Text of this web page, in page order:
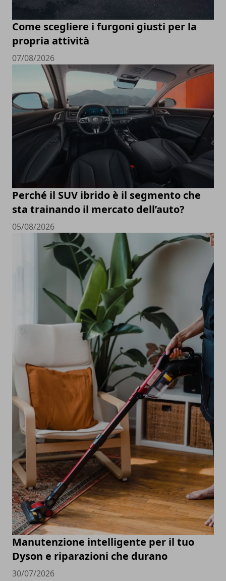
Come scegliere i furgoni giusti per la
propria attività
07/08/2026
Perché il SUV ibrido è il segmento che
sta trainando il mercato dell’auto?
05/08/2026
Manutenzione intelligente per il tuo
Dyson e riparazioni che durano
30/07/2026